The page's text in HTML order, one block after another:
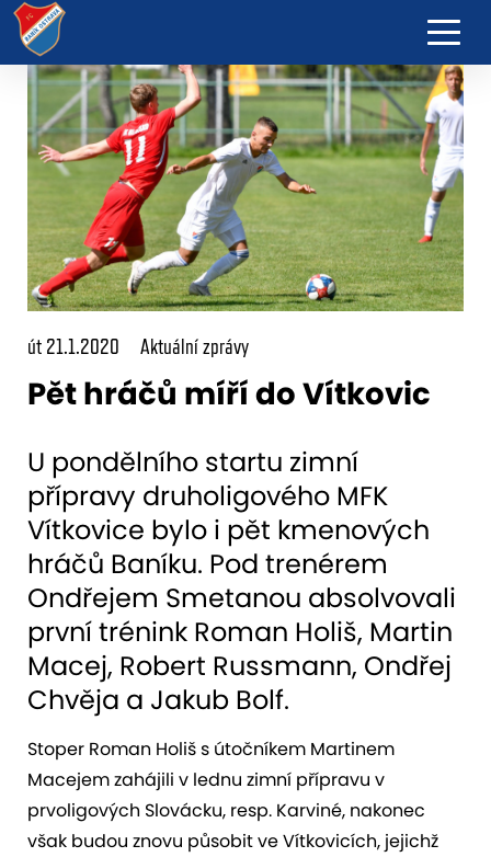
út 21.1.2020 Aktuální zprávy
Pět hráčů míří do Vítkovic
U pondělního startu zimní
přípravy druholigového MFK
Vítkovice bylo i pět kmenových
hráčů Baníku. Pod trenérem
Ondřejem Smetanou absolvovali
první trénink Roman Holiš, Martin
Macej, Robert Russmann, Ondřej
Chvěja a Jakub Bolf.
Stoper Roman Holiš s útočníkem Martinem
Macejem zahájili v lednu zimní přípravu v
prvoligových Slovácku, resp. Karviné, nakonec
však budou znovu působit ve Vítkovicích, jejichž